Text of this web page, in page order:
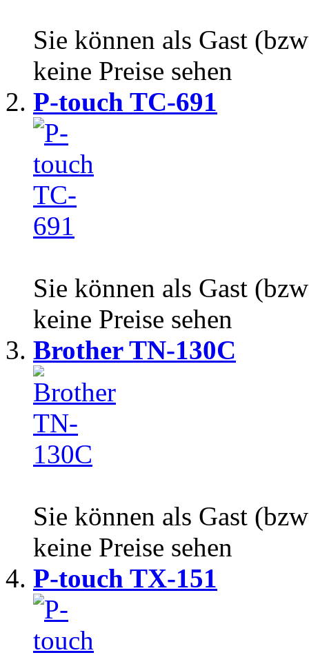
Sie können als Gast
keine Preise sehen
P-touch TC-691
Sie können als Gast
keine Preise sehen
Brother TN-130C
Sie können als Gast
keine Preise sehen
P-touch TX-151